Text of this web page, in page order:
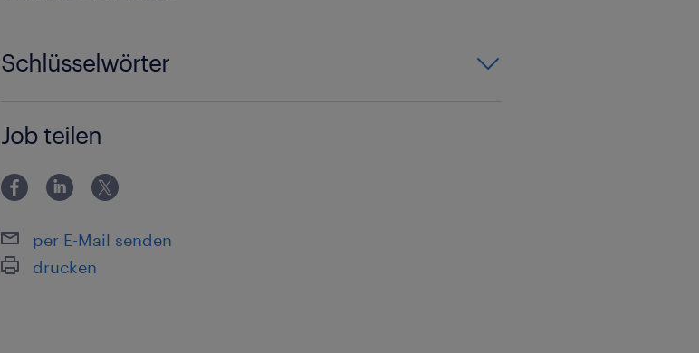
Schlüsselwörter
TirolJobs, Karriere, Elektrotechnik, Jobsuche,
Randstad, TechnikJobs, Montage, FullTime,
Elektromontage, Gebäudetechnik, Inbetriebnahme,
Instandhaltun
Job teilen
per E-Mail senden
drucken